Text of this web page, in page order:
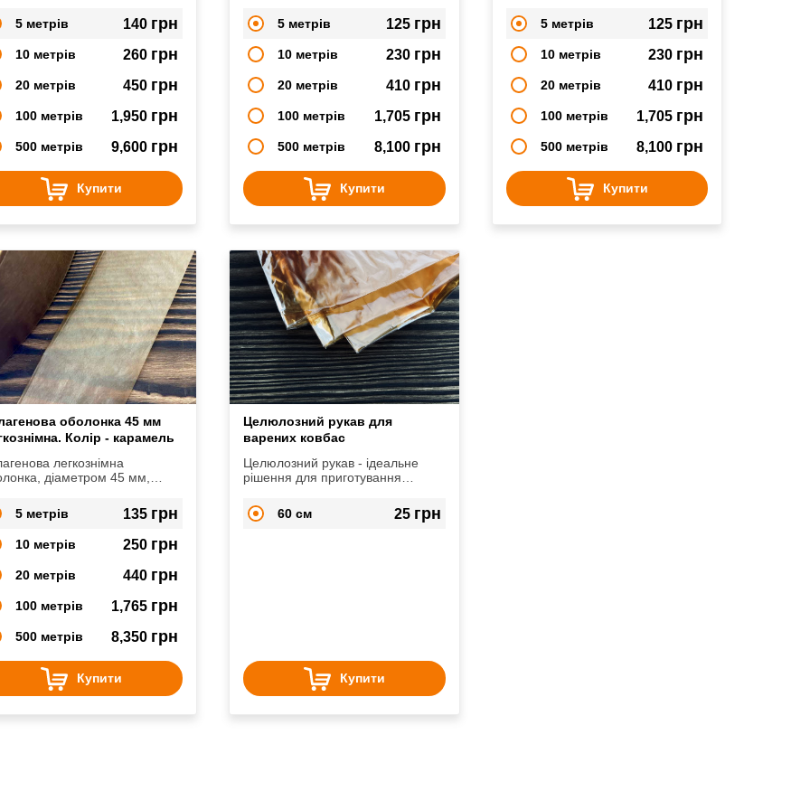
5 метрів 140 грн
10 метрів 260 грн
20 метрів 450 грн
100 метрів 1,950 грн
500 метрів 9,600 грн
Купити
5 метрів 125 грн
10 метрів 230 грн
20 метрів 410 грн
100 метрів 1,705 грн
500 метрів 8,100 грн
Купити
5 метрів 125 грн
10 метрів 230 грн
20 метрів 410 грн
100 метрів 1,705 грн
500 метрів 8,100 грн
Купити
оболонка 45 мм
Колір - карамель
легкознімна
діаметром 45 мм,
5 метрів
135 грн
10 метрів 250 грн
20 метрів 440 грн
100 метрів 1,765 грн
500 метрів 8,350 грн
Купити
Целюлозний рукав для
варених ковбас
Целюлозний рукав - ідеальне
рішення для приготування
60 см
25 грн
Купити